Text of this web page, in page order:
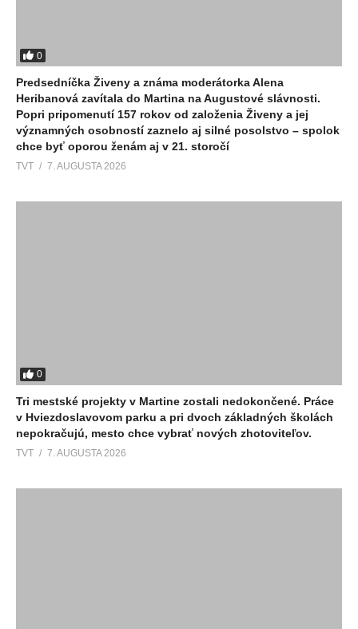
0
Predsedníčka Živeny a známa moderátorka Alena
Heribanová zavítala do Martina na Augustové slávnosti.
Popri pripomenutí 157 rokov od založenia Živeny a jej
významných osobností zaznelo aj silné posolstvo – spolok
chce byť oporou ženám aj v 21. storočí
TVT 7. AUGUSTA 2026
0
Tri mestské projekty v Martine zostali nedokončené. Práce
v Hviezdoslavovom parku a pri dvoch základných školách
nepokračujú, mesto chce vybrať nových zhotoviteľov.
TVT 7. AUGUSTA 2026